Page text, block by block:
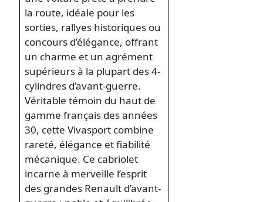
la route, idéale pour les
sorties, rallyes historiques ou
concours d’élégance, offrant
un charme et un agrément
supérieurs à la plupart des 4-
cylindres d’avant-guerre.
Véritable témoin du haut de
gamme français des années
30, cette Vivasport combine
rareté, élégance et fiabilité
mécanique. Ce cabriolet
incarne à merveille l’esprit
des grandes Renault d’avant-